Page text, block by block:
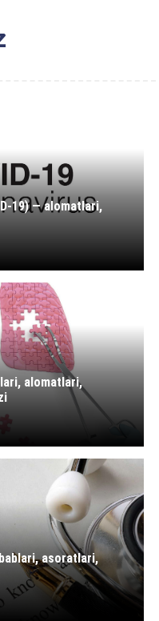
19) — alomatlari,
alomatlari,
asoratlari,